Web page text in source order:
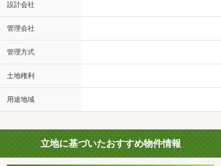
設計会社
管理会社
管理方式
土地権利
用途地域
立地に基づいたおすすめ物件情報